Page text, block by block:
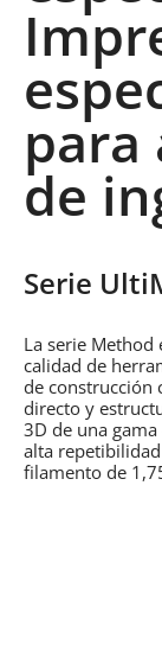
para
de
Serie
La serie Method
calidad de
de construcción
directo y
3D de una
alta
filamento de